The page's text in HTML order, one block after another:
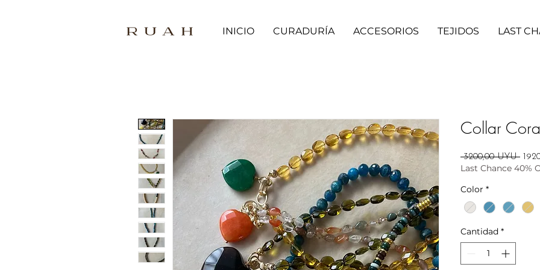
INICIO CURADURÍA ACCESORIOS TEJIDOS LAST
Collar
3200,00 UYU
Last Chance 40%
Color *
Cantidad *